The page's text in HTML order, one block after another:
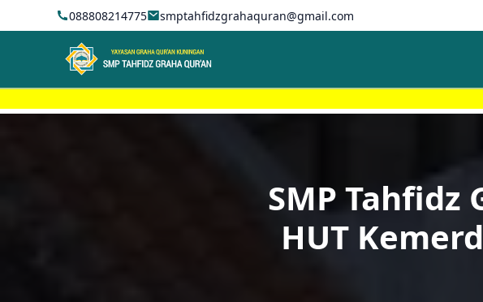
088808214775 smptahfidzgrahaquran@gmail.com
SMP Tahfidz
HUT